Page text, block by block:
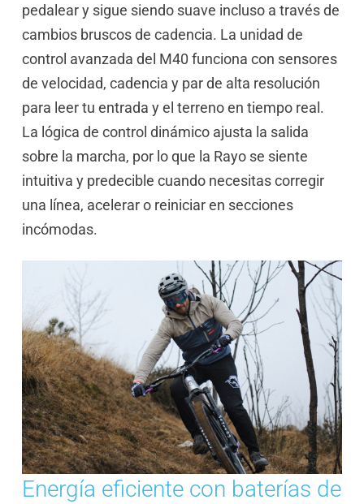
pedalear y sigue siendo suave incluso a través de
cambios bruscos de cadencia. La unidad de
control avanzada del M40 funciona con sensores
de velocidad, cadencia y par de alta resolución
para leer tu entrada y el terreno en tiempo real.
La lógica de control dinámico ajusta la salida
sobre la marcha, por lo que la Rayo se siente
intuitiva y predecible cuando necesitas corregir
una línea, acelerar o reiniciar en secciones
incómodas.
Energía eficiente con baterías de